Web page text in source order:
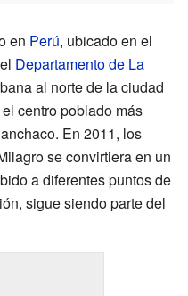
en Perú, ubicado en el
Departamento de La
al norte de la ciudad
centro poblado más
En 2011, los
se convirtiera en un
a diferentes puntos de
sigue siendo parte del